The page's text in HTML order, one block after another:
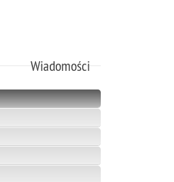
Wiadomości